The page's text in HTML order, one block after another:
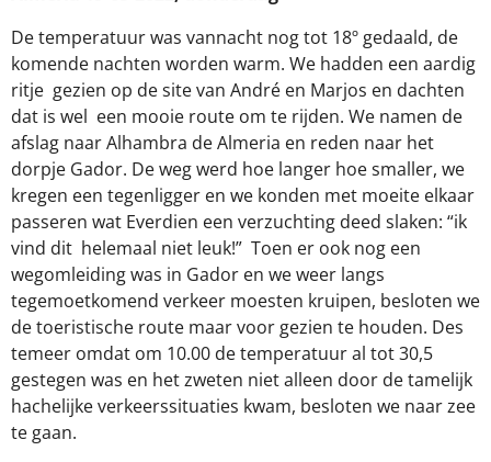
De temperatuur was vannacht nog tot 18º gedaald, de
komende nachten worden warm. We hadden een aardig
ritje gezien op de site van André en Marjos en dachten
dat is wel een mooie route om te rijden. We namen de
afslag naar Alhambra de Almeria en reden naar het
dorpje Gador. De weg werd hoe langer hoe smaller, we
kregen een tegenligger en we konden met moeite elkaar
passeren wat Everdien een verzuchting deed slaken: “ik
vind dit helemaal niet leuk!” Toen er ook nog een
wegomleiding was in Gador en we weer langs
tegemoetkomend verkeer moesten kruipen, besloten we
de toeristische route maar voor gezien te houden. Des
temeer omdat om 10.00 de temperatuur al tot 30,5
gestegen was en het zweten niet alleen door de tamelijk
hachelijke verkeerssituaties kwam, besloten we naar zee
te gaan.